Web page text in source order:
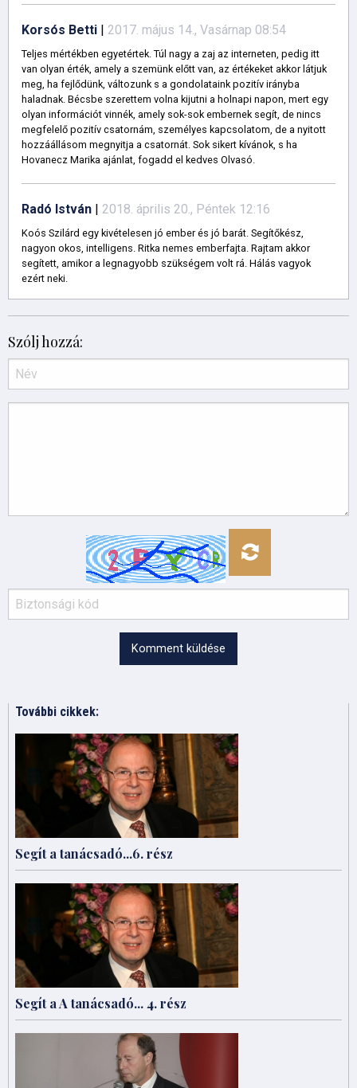
Korsós Betti | 2017. május 14., Vasárnap 08:54
Teljes mértékben egyetértek. Túl nagy a zaj az interneten, pedig itt
van olyan érték, amely a szemünk előtt van, az értékeket akkor látjuk
meg, ha fejlődünk, változunk s a gondolataink pozitív irányba
haladnak. Bécsbe szerettem volna kijutni a holnapi napon, mert egy
olyan információt vinnék, amely sok-sok embernek segít, de nincs
megfelelő pozitív csatornám, személyes kapcsolatom, de a nyitott
hozzáállásom megnyitja a csatornát. Sok sikert kívánok, s ha
Hovanecz Marika ajánlat, fogadd el kedves Olvasó.
Radó István | 2018. április 20., Péntek 12:16
Koós Szilárd egy kivételesen jó ember és jó barát. Segítőkész,
nagyon okos, intelligens. Ritka nemes emberfajta. Rajtam akkor
segített, amikor a legnagyobb szükségem volt rá. Hálás vagyok
ezért neki.
Szólj hozzá:
Komment küldése
További cikkek:
Segít a tanácsadó...6. rész
Segít a A tanácsadó... 4. rész